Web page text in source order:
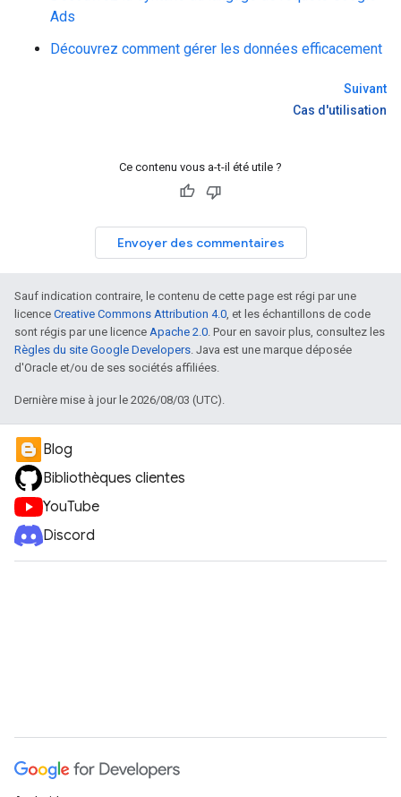
Ads
Découvrez comment gérer les données efficacement
Suivant
Cas d'utilisation
Ce contenu vous a-t-il été utile ?
Envoyer des commentaires
Sauf indication contraire, le contenu de cette page est régi par une
licence Creative Commons Attribution 4.0, et les échantillons de code
sont régis par une licence Apache 2.0. Pour en savoir plus, consultez les
Règles du site Google Developers. Java est une marque déposée
d'Oracle et/ou de ses sociétés affiliées.
Dernière mise à jour le 2026/08/03 (UTC).
Blog
Bibliothèques clientes
YouTube
Discord